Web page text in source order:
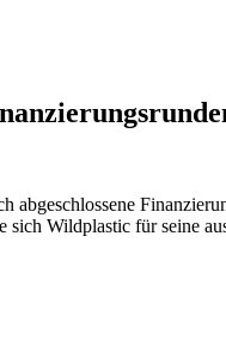
Wildplastic für seine